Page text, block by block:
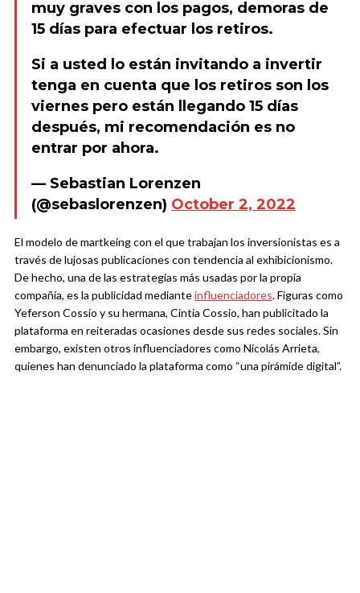
muy graves con los pagos, demoras de
15 días para efectuar los retiros.
Si a usted lo están invitando a invertir
tenga en cuenta que los retiros son los
viernes pero están llegando 15 días
después, mi recomendación es no
entrar por ahora.
— Sebastian Lorenzen
(@sebaslorenzen) October 2, 2022
El modelo de martkeing con el que trabajan los inversionistas es a
través de lujosas publicaciones con tendencia al exhibicionismo.
De hecho, una de las estrategias más usadas por la propia
compañía, es la publicidad medianteinfluenciadores. Figuras como
Yeferson Cossio y su hermana, Cintia Cossio, han publicitado la
plataforma en reiteradas ocasiones desde sus redes sociales. Sin
embargo, existen otros influenciadores como Nicolás Arrieta,
quienes han denunciado la plataforma como “una pirámide digital”.